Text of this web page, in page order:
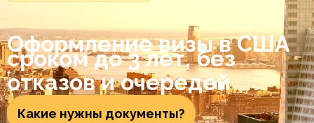
Оформление визы в США
сроком до 3 лет, без
отказов и очередей
Какие нужны документы?